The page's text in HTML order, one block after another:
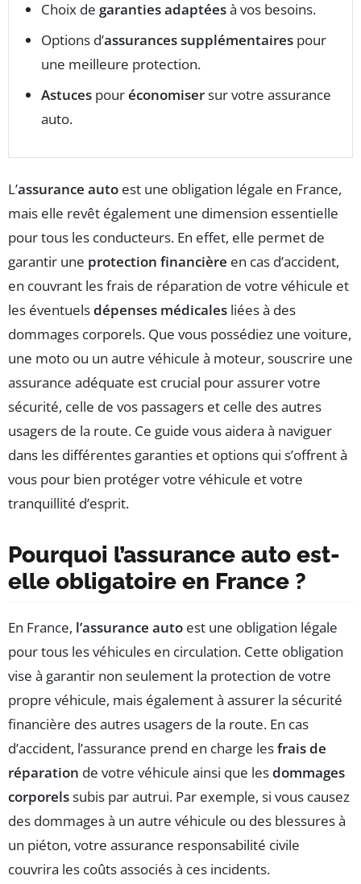
Choix de garanties adaptéesà vos besoins.
Options d’assurances supplémentaires pour
une meilleure protection.
Astuces pouréconomisersur votre assurance
auto.
L’assurance auto est une obligation légale en France,
mais elle revêt également une dimension essentielle
pour tous les conducteurs. En effet, elle permet de
garantir une protection financière en cas d’accident,
en couvrant les frais de réparation de votre véhicule et
les éventuelsdépenses médicales liées à des
dommages corporels. Que vous possédiez une voiture,
une moto ou un autre véhicule à moteur, souscrire une
assurance adéquate est crucial pour assurer votre
sécurité, celle de vos passagers et celle des autres
usagers de la route. Ce guide vous aidera à naviguer
dans les différentes garanties et options qui s’offrent à
vous pour bien protéger votre véhicule et votre
tranquillité d’esprit.
Pourquoi l’assurance auto est-
elle obligatoire en France ?
En France, l’assurance auto est une obligation légale
pour tous les véhicules en circulation. Cette obligation
vise à garantir non seulement la protection de votre
propre véhicule, mais également à assurer la sécurité
financière des autres usagers de la route. En cas
d’accident, l’assurance prend en charge lesfrais de
réparation de votre véhicule ainsi que lesdommages
corporelssubis par autrui. Par exemple, si vous causez
des dommages à un autre véhicule ou des blessures à
un piéton, votre assurance responsabilité civile
couvrira les coûts associés à ces incidents.